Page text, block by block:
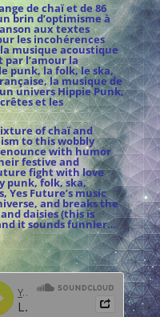
de chaï et de 86
brin d’optimisme à
aux textes
les incohérences
musique acoustique
l’amour la
punk, la folk, le ska,
la musique de
univers Hippie Punk,
et les
of chaï and
to this wobbly
with humor
festive and
fight with love
punk, folk, ska,
Yes Future’s music
and breaks the
daisies (this is
it sounds funnier…